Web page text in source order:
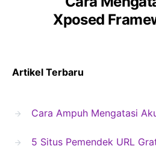
Xposed
Artikel Terbaru
Cara Ampuh Mengatasi
5 Situs Pemendek URL